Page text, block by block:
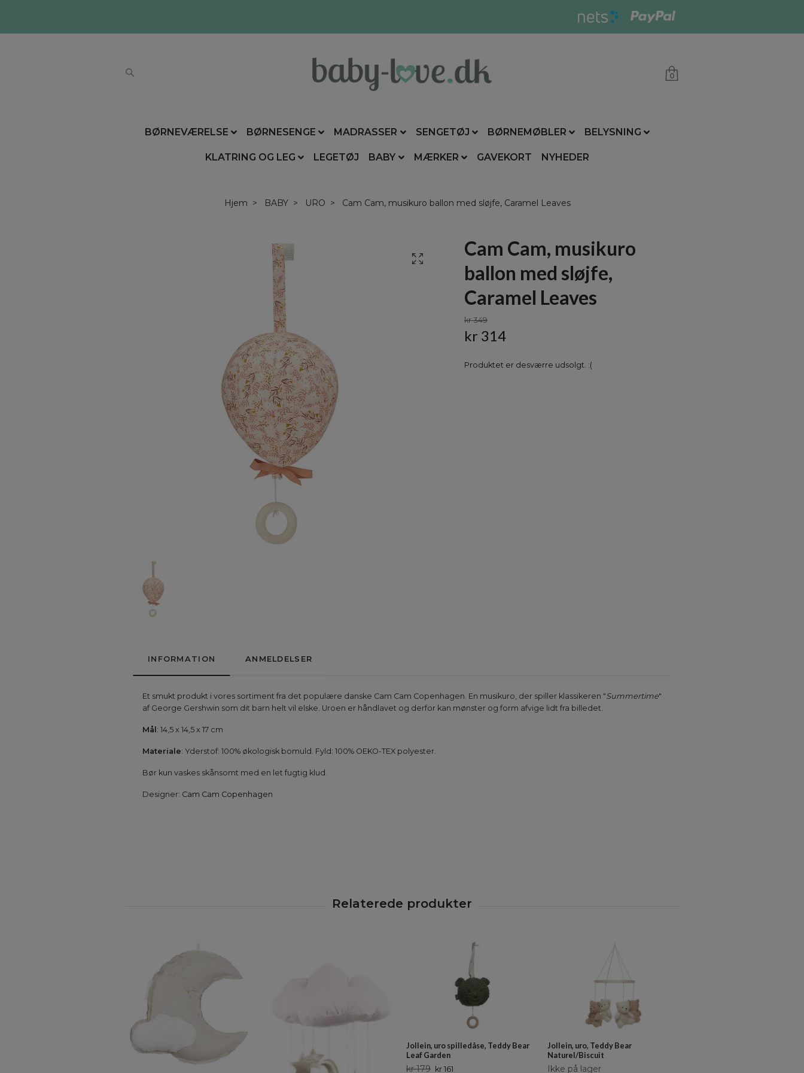
0
BØRNEVÆRELSE BØRNESENGE MADRASSER SENGETØJ BØRNEMØBLER BELYSNING
KLATRING OG LEG LEGETØJ BABY MÆRKER GAVEKORT NYHEDER
Hjem BABY URO Cam Cam, musikuro ballon med sløjfe, Caramel Leaves
Cam Cam, musikuro
ballon med sløjfe,
Caramel Leaves
kr 349
kr 314
Produktet er desværre udsolgt. :(
INFORMATION ANMELDELSER
Et smukt produkt i vores sortiment fra det populære danske Cam Cam Copenhagen. En musikuro, der spiller klassikeren "Summertime"
af George Gershwin som dit barn helt vil elske. Uroen er håndlavet og derfor kan mønster og form afvige lidt fra billedet.
Mål : 14,5 x 14,5 x 17 cm
Materiale: Yderstof: 100% økologisk bomuld. Fyld: 100% OEKO-TEX polyester.
Bør kun vaskes skånsomt med en let fugtig klud.
Designer: Cam Cam Copenhagen
Jollein, uro spilledåse, Teddy Bear
Leaf Garden
kr 179 kr 161
Jollein, uro, Teddy Bear
Naturel/Biscuit
Ikke på lager